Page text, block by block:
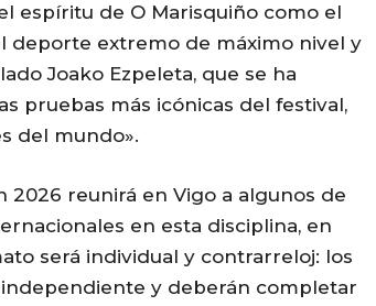
espíritu de O Marisquiño como el
deporte extremo de máximo nivel y
Joako Ezpeleta, que se ha
pruebas más icónicas del festival,
del mundo».
2026 reunirá en Vigo a algunos de
en esta disciplina, en
será individual y contrarreloj: los
y deberán completar